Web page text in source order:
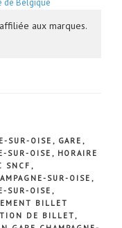
aux marques.
SUR-OISE , GARE ,
SUR-OISE , HORAIRE
SNCF ,
SUR-OISE ,
SUR-OISE ,
BILLET
DE BILLET ,